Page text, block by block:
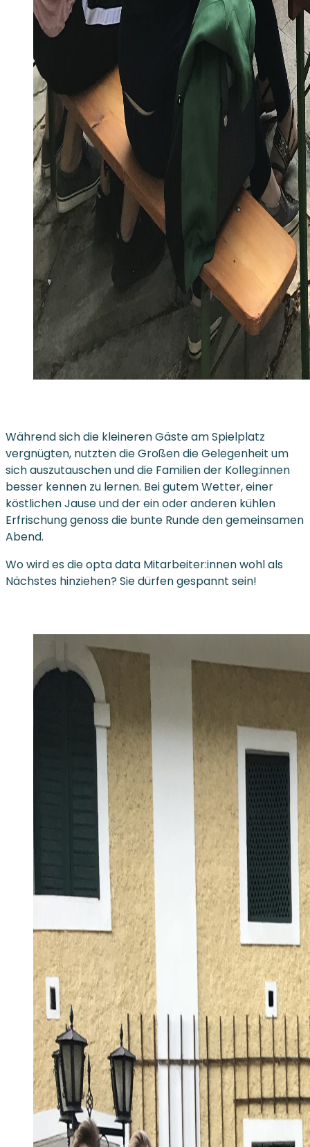
Während sich die kleineren Gäste am Spielplatz
vergnügten, nutzten die Großen die Gelegenheit um
sich auszutauschen und die Familien der Kolleg:innen
besser kennen zu lernen. Bei gutem Wetter, einer
köstlichen Jause und der ein oder anderen kühlen
Erfrischung genoss die bunte Runde den gemeinsamen
Abend.
Wo wird es die opta data Mitarbeiter:innen wohl als
Nächstes hinziehen? Sie dürfen gespannt sein!